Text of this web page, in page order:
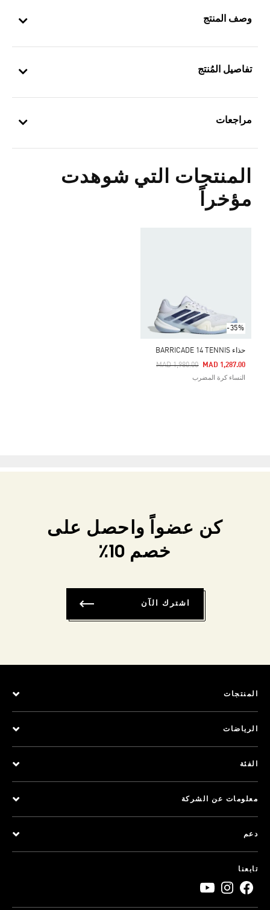
وصف المنتج
تفاصيل المُنتج
مراجعات
المنتجات التي شوهدت
مؤخراً
-35%
حذاء BARRICADE 14 TENNIS
Price Reduced From
MAD 1,980.00
To MAD 1,287.00
النساء كرة المضرب
كن عضواً واحصل على
خصم 10٪
اشترك الآن
المنتجات
الرياضات
الفئة
معلومات عن الشركة
دعم
تابعنا